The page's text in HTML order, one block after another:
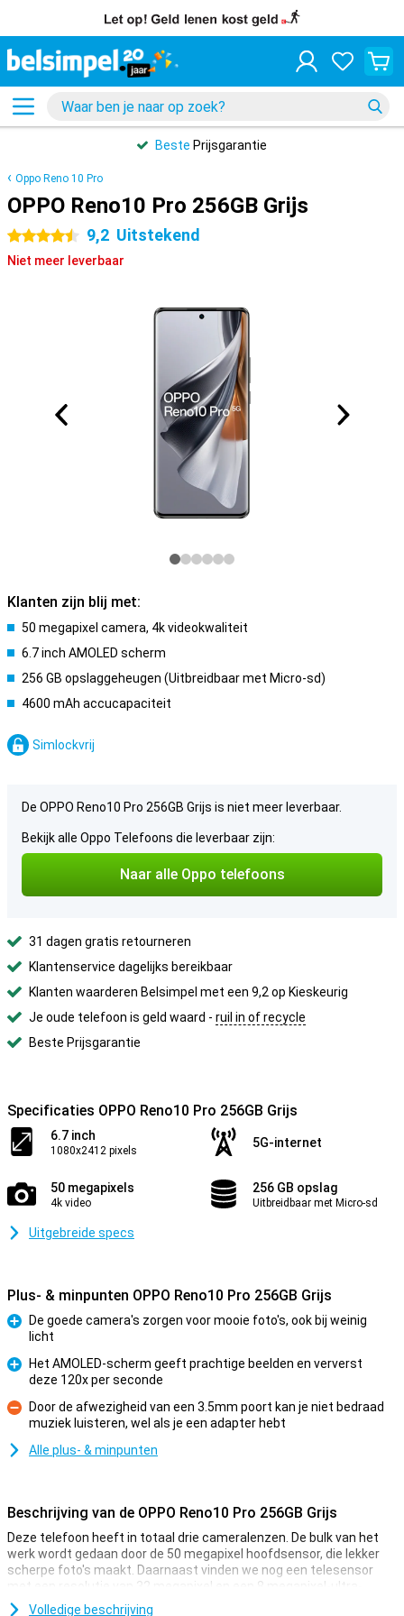
Beste Prijsgarantie
Oppo Reno 10 Pro
OPPO Reno10 Pro 256GB Grijs
4.5 sterren 9,2 Uitstekend
Niet meer leverbaar
Klanten zijn blij met:
50 megapixel camera, 4k videokwaliteit
6.7 inch AMOLED scherm
256 GB opslaggeheugen (Uitbreidbaar met Micro-sd)
4600 mAh accucapaciteit
Simlockvrij
De OPPO Reno10 Pro 256GB Grijs is niet meer leverbaar.
Bekijk alle Oppo Telefoons die leverbaar zijn:
Naar alle Oppo telefoons
31 dagen gratis retourneren
Klantenservice dagelijks bereikbaar
Klanten waarderen Belsimpel met een 9,2 op Kieskeurig
Je oude telefoon is geld waard - ruil in of recycle
Beste Prijsgarantie
Specificaties OPPO Reno10 Pro 256GB Grijs
6.7 inch
1080x2412 pixels
5G-internet
50 megapixels
4k video
256 GB opslag
Uitbreidbaar met Micro-sd
Uitgebreide specs
Plus- & minpunten OPPO Reno10 Pro 256GB Grijs
Pluspunt
De goede camera's zorgen voor mooie foto's, ook bij weinig
licht
Pluspunt
Het AMOLED-scherm geeft prachtige beelden en ververst
deze 120x per seconde
Minpunt
Door de afwezigheid van een 3.5mm poort kan je niet bedraad
muziek luisteren, wel als je een adapter hebt
Alle plus- & minpunten
Beschrijving van de OPPO Reno10 Pro 256GB Grijs
Deze telefoon heeft in totaal drie cameralenzen. De bulk van het
werk wordt gedaan door de 50 megapixel hoofdsensor, die lekker
scherpe foto's maakt. Daarnaast vinden we nog een telesensor
met een resolutie van 32 megapixel en een 8 megapixel-ultra-
groothoeklens. De belangrijkste camera van allemaal is natuurlijk
Volledige beschrijving